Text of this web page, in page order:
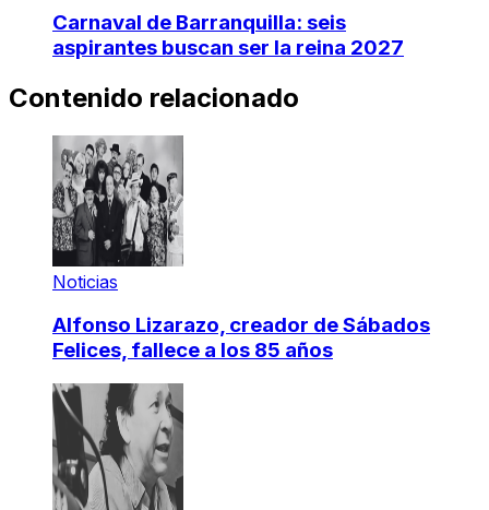
Carnaval de Barranquilla: seis
aspirantes buscan ser la reina 2027
Contenido relacionado
Noticias
Alfonso Lizarazo, creador de Sábados
Felices, fallece a los 85 años